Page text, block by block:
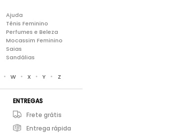
Ajuda
Tênis Feminino
Perfumes e Beleza
Mocassim Feminino
Saias
Sandálias
• W • X • Y • Z
ENTREGAS
Frete grátis
Entrega rápida